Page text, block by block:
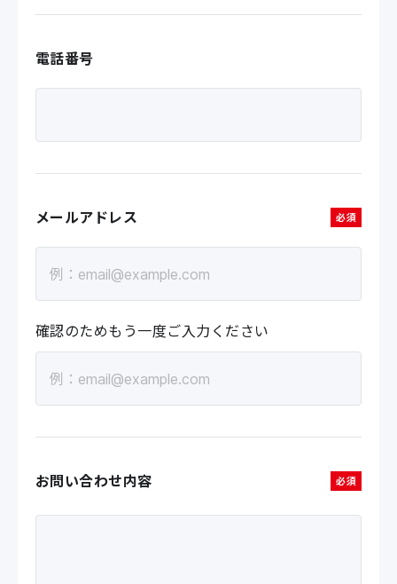
電話番号
メールアドレス 必須
確認のためもう一度ご入力ください
お問い合わせ内容 必須